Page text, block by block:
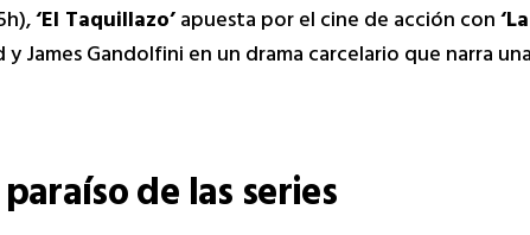
‘El Taquillazo’apuesta por el cine de acción con
James Gandolfini en un drama carcelario que narra
de las series